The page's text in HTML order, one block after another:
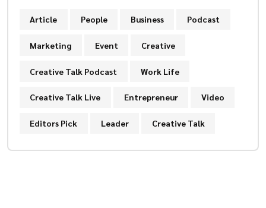
Article People Business Podcast
Marketing Event Creative
Creative Talk Podcast Work Life
Creative Talk Live Entrepreneur Video
Editors Pick Leader Creative Talk